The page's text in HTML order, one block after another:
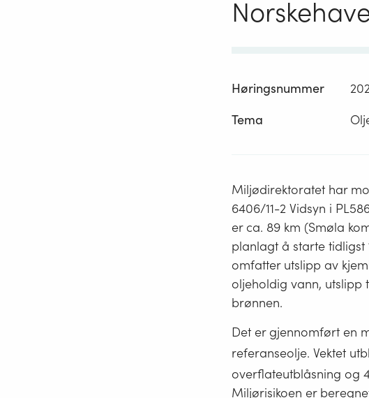
Høringsnummer
Tema
Miljødirektoratet har
6406/11-2 Vidsyn i
er ca. 89 km (Smøla
planlagt å starte tidligst
omfatter utslipp av
oljeholdig vann, utslipp
brønnen.
Det er gjennomført en
referanseolje. Vektet
overflateutblåsning og
Miljørisikoen er